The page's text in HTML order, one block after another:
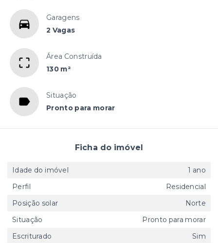
Garagens
2 Vagas
Área Construída
130 m²
Situação
Pronto para morar
Ficha do imóvel
Idade do imóvel
1 ano
Perfil
Residencial
Posição solar
Norte
Situação
Pronto para morar
Escriturado
Sim